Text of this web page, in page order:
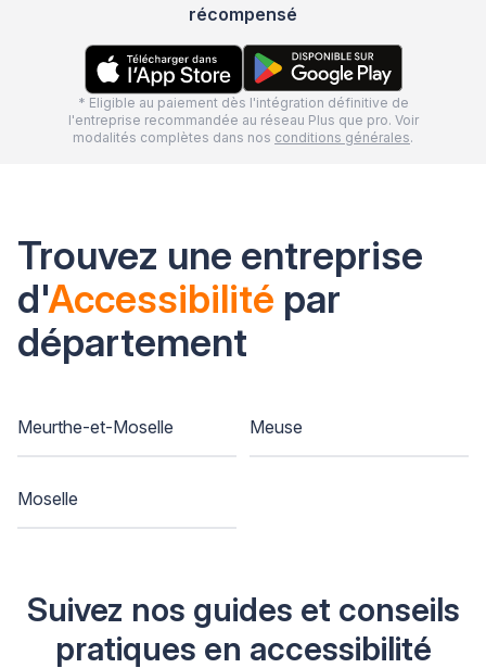
récompensé
* Eligible au paiement dès l'intégration définitive de
l'entreprise recommandée au réseau Plus que pro. Voir
modalités complètes dans nos conditions générales.
Trouvez une entreprise
d'Accessibilité par
département
Meurthe-et-Moselle Meuse
Moselle
Suivez nos guides et conseils
pratiques en accessibilité